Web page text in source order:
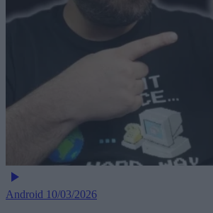
Android 10/03/2026